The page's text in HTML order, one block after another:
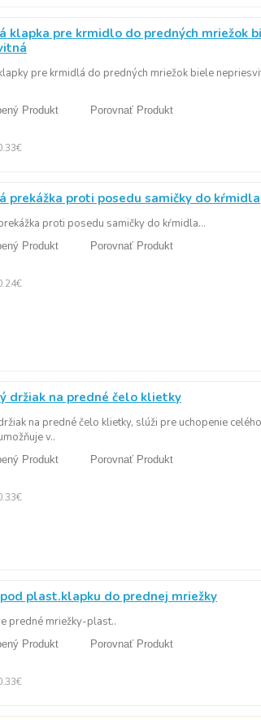
klapka pre krmidlo do predných mriežok
pre krmidlá do predných mriežok biele
Produkt Porovnať Produkt
prekážka proti posedu samičky do kŕmidla
proti posedu samičky do kŕmidla...
Produkt Porovnať Produkt
držiak na predné čelo klietky
na predné čelo klietky, slúži pre uchopenie
v..
Produkt Porovnať Produkt
plast.klapku do prednej mriežky
predné mriežky-plast..
Produkt Porovnať Produkt